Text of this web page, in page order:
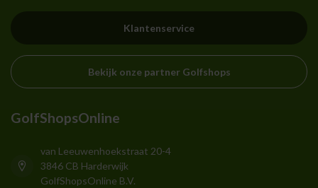
Klantenservice
Bekijk onze partner Golfshops
GolfShopsOnline
van Leeuwenhoekstraat 20-4
3846 CB Harderwijk
GolfShopsOnline B.V.